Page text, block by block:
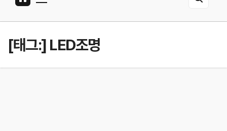
[태그:] LED조명